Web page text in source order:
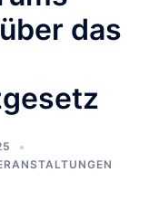
das